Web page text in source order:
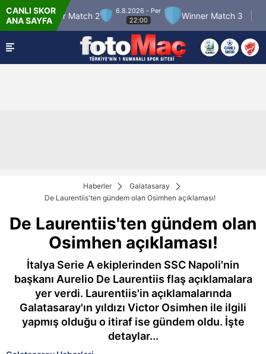
CANLI SKOR
ANA SAYFA
Match 2
6.8.2026 - Per
22:00
Winner Match 3 Boluspor
Haberler
Galatasaray
De Laurentiis'ten gündem olan Osimhen açıklaması!
De Laurentiis'ten gündem olan
Osimhen açıklaması!
İtalya Serie A ekiplerinden SSC Napoli'nin
başkanı Aurelio De Laurentiis flaş açıklamalara
yer verdi. Laurentiis'in açıklamalarında
Galatasaray'ın yıldızı Victor Osimhen ile ilgili
yapmış olduğu o itiraf ise gündem oldu. İşte
detaylar...